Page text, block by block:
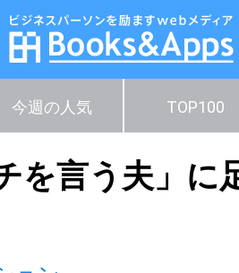
今週の人気 TOP100
を言う夫」に